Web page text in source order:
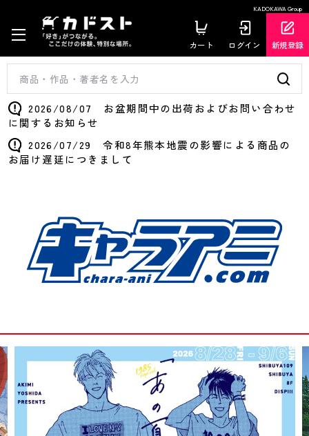
KADOKAWA Group
カート ログイン 新規登録
2026/08/07 お盆期間中の出荷およびお問い合わせ
に関するお知らせ
2026/07/29 令和8年熊本地震の影響による商品の
お届け遅延につきまして